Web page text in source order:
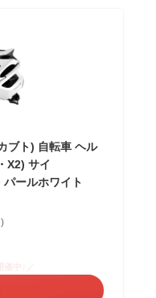
ブト) 自転車 ヘル
X2) サイ
ールホワイト